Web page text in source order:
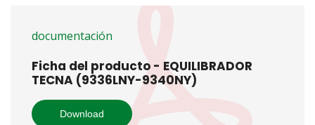
documentación
Ficha del producto - EQUILIBRADOR
TECNA (9336LNY-9340NY)
Download